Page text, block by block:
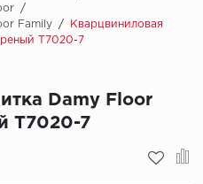
Aquamax
Berry Alloc
/
Family
/
Кварцвиниловая
T7020-7
Damy Floor
T7020-7